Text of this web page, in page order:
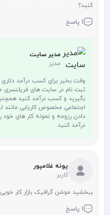
کنید؟
1 پاسخ
مدیر سایت
مدیر
وقت بخیر برای کسب درآمد دلاری
بگیرید و کسب درآمد کنید
اجتماعی مخصوص کاریابی مانند
دادن رزومه و نمونه کار های
درآمد کنید.
پونه غلامپور
کاربر
ببخشید موشن گرافیک بازار کار خوبی
1 پاسخ